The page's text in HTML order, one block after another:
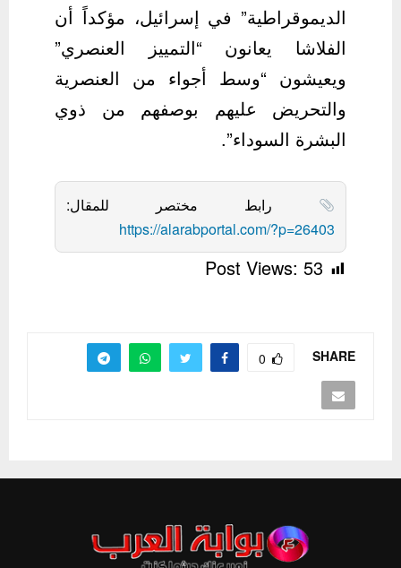
الديموقراطية” في إسرائيل، مؤكداً أن
الفلاشا يعانون “التمييز العنصري”
ويعيشون “وسط أجواء من العنصرية
والتحريض عليهم بوصفهم من ذوي
البشرة السوداء”.
رابط مختصر للمقال:
https://alarabportal.com/?p=26403
Post Views: 53
SHARE
0